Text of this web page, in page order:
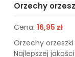
Orzechy
Cena: 16,95 zł
Orzechy
Najlepszej